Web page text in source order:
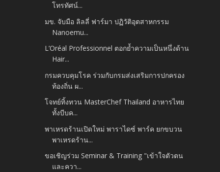
โทรทัศน์...
มข. จับมือ ลิลลี่ ฟาร์มา ปฏิวัติอุตสาหกรรม
Nanoemu...
L’Oréal Professionnel ตอกย้ำความเป็นหนึ่งด้าน
Hair...
กรมควบคุมโรค ร่วมกับกรมส่งเสริมการปกครอง
ท้องถิ่น ผ...
โจทย์ทิ้งทวน MasterChef Thailand อาหารไทย
ทั้งบีบค...
พาเหรดร้านเปิดใหม่ พาราไดซ์ พาร์ค ยกขบวน
พาเหรดร้าน...
ขอเชิญร่วม Seminar & Training "เข้าใจตัวตน
และควา...